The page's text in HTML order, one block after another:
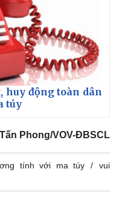
huy động toàn dân
túy
Tấn Phong/VOV-ĐBSCL
tính với ma túy
vui